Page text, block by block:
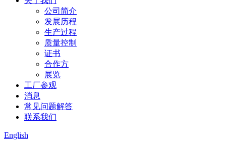
公司简介
发展历程
生产过程
质量控制
证书
合作方
展览
工厂参观
消息
常见问题解答
联系我们
English